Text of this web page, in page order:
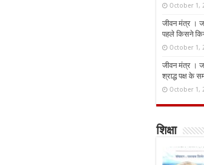
October 1,
जीवन मंत्र ।
पहले किसने
October 1,
जीवन मंत्र ।
श्राद्ध पक्ष के
October 1,
शिक्षा